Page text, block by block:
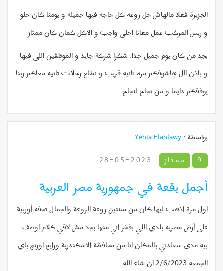
الجزيرة فعلا مالهاش حل روعه كل حاجه فيها جميله و يومنا كان حلو
و ريس المركب عمل معانا احلى واجب و الاكل كمان كان ممتاز
بجد من كان يوم جميل جدا. شكرا شركة جايد و الموظفين اللى فيها
و باذن الل هاشوفكم مره تانيه قريب و نطلع رحلات تانيه معاكم ربنا
يوفقكم دايما و من نجاح لنجاح
بواسطة :Yehia Elahlawy
9
ممتاز 2023-05-28
أجمل بقعة في جمهورية مصر العربية
اول مرة اذهب ليها كان من سنتين روعة الروعة والجمال تحفه أوربية
على أرض مصريه بلدي اللي بفخر اني منها بجد مش لاقي كلام اوصف
بيه مدى سعادتي بالمكان انا من محافظة الاسكندرية ورايح اورنج باي
الجمعه 2/6/2023 ان شاء الله